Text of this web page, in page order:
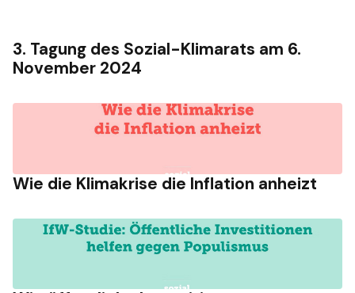
3. Tagung des Sozial-Klimarats am 6.
November 2024
Wie die Klimakrise die Inflation anheizt